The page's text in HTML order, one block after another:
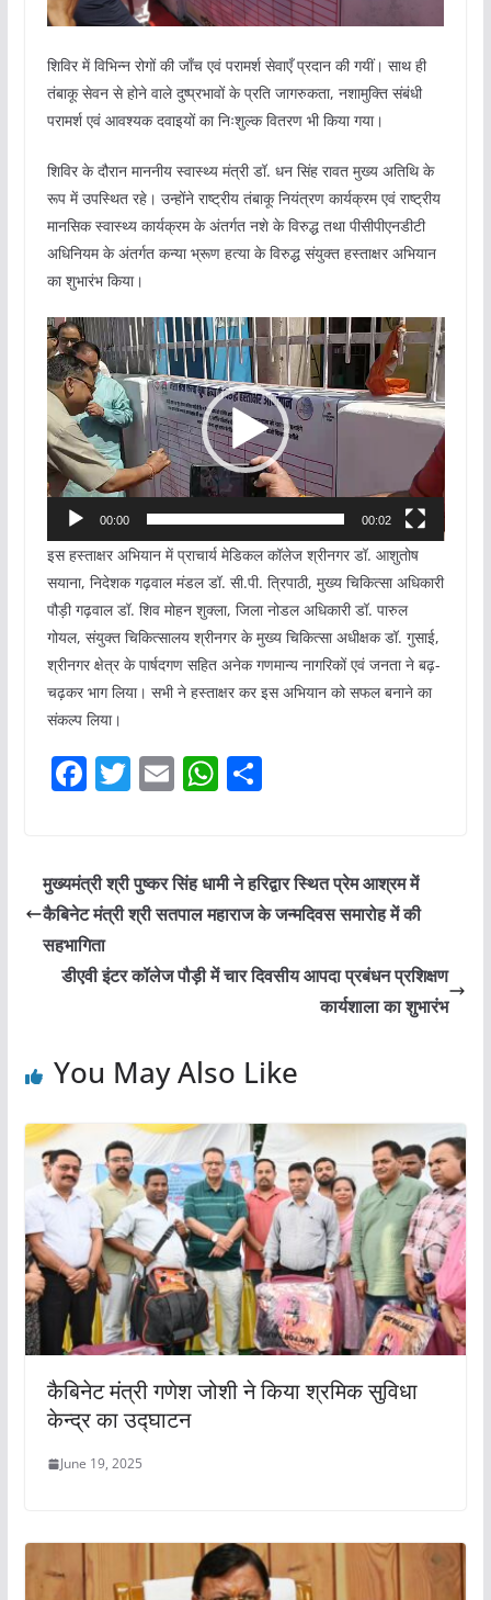
शिविर में विभिन्न रोगों की जाँच एवं परामर्श सेवाएँ प्रदान की गयीं। साथ ही
तंबाकू सेवन से होने वाले दुष्प्रभावों के प्रति जागरुकता, नशामुक्ति संबंधी
परामर्श एवं आवश्यक दवाइयों का निःशुल्क वितरण भी किया गया।
शिविर के दौरान माननीय स्वास्थ्य मंत्री डॉ. धन सिंह रावत मुख्य अतिथि के
रूप में उपस्थित रहे। उन्होंने राष्ट्रीय तंबाकू नियंत्रण कार्यक्रम एवं राष्ट्रीय
मानसिक स्वास्थ्य कार्यक्रम के अंतर्गत नशे के विरुद्ध तथा पीसीपीएनडीटी
अधिनियम के अंतर्गत कन्या भ्रूण हत्या के विरुद्ध संयुक्त हस्ताक्षर अभियान
का शुभारंभ किया।
Video
Player
00:00 00:02
इस हस्ताक्षर अभियान में प्राचार्य मेडिकल कॉलेज श्रीनगर डॉ. आशुतोष
सयाना, निदेशक गढ़वाल मंडल डॉ. सी.पी. त्रिपाठी, मुख्य चिकित्सा अधिकारी
पौड़ी गढ़वाल डॉ. शिव मोहन शुक्ला, जिला नोडल अधिकारी डॉ. पारुल
गोयल, संयुक्त चिकित्सालय श्रीनगर के मुख्य चिकित्सा अधीक्षक डॉ. गुसाई,
श्रीनगर क्षेत्र के पार्षदगण सहित अनेक गणमान्य नागरिकों एवं जनता ने बढ़-
चढ़कर भाग लिया। सभी ने हस्ताक्षर कर इस अभियान को सफल बनाने का
संकल्प लिया।
F
e
b
o
o
T
er
E
l
W
s
A
p
S
e
मुख्यमंत्री श्री पुष्कर सिंह धामी ने हरिद्वार स्थित प्रेम आश्रम में
कैबिनेट मंत्री श्री सतपाल महाराज के जन्मदिवस समारोह में की
सहभागिता
डीएवी इंटर कॉलेज पौड़ी में चार दिवसीय आपदा प्रबंधन प्रशिक्षण
कार्यशाला का शुभारंभ
You May Also Like
कैबिनेट मंत्री गणेश जोशी ने किया श्रमिक सुविधा
केन्द्र का उद्घाटन
June 19, 2025